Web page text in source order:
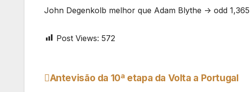
John Degenkolb melhor que Adam Blythe -> odd 1,365
Post Views: 572
Navegação
Antevisão da 10ª etapa da Volta a Portugal